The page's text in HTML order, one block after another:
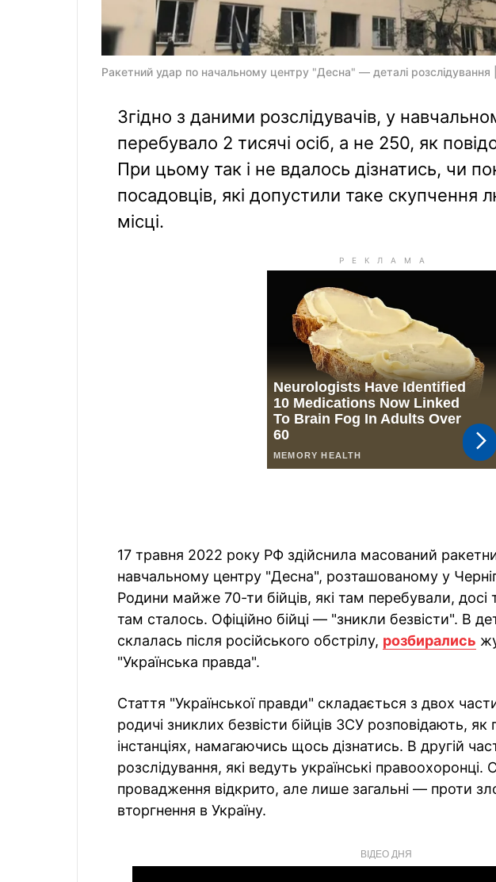
Ракетний удар по начальному центру "Десна" — деталі розслідування
Згідно з даними розслідувачів, у
перебувало 2 тисячі осіб, а не 250, як
При цьому так і не вдалось дізнатись, чи
посадовців, які допустили таке скупчення
місці.
17 травня 2022 року РФ здійснила масований
навчальному центру "Десна", розташованому у
Родини майже 70-ти бійців, які там перебували,
там сталось. Офіційно бійці — "зникли безвісти". В
склалась після російського обстрілу, розбирались
"Українська правда".
Стаття "Української правди" складається з двох
родичі зниклих безвісти бійців ЗСУ розповідають, як
інстанціях, намагаючись щось дізнатись. В другій
розслідування, які ведуть українські правоохоронці.
провадження відкрито, але лише загальні — проти
вторгнення в Україну.
ВІДЕО ДНЯ